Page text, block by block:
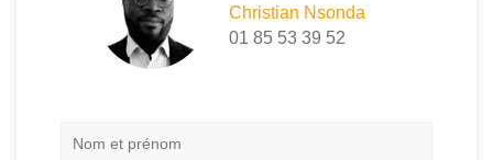
Christian Nsonda
01 85 53 39 52
Nom